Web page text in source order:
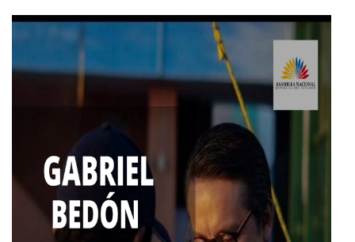
RELACIONES INTERNACIONALES